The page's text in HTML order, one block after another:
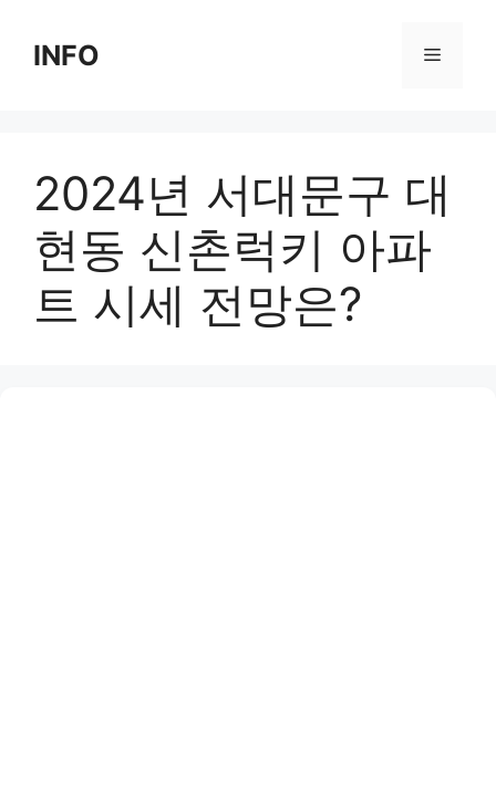
contentINFO Menu
2024년 서대문구 대
현동 신촌럭키 아파
트 시세 전망은?